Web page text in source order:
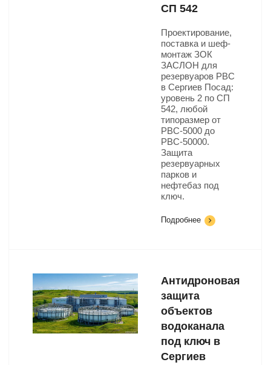
СП 542
Проектирование,
поставка и шеф-
монтаж ЗОК
ЗАСЛОН для
резервуаров РВС
в Сергиев Посад:
уровень 2 по СП
542, любой
типоразмер от
РВС-5000 до
РВС-50000.
Защита
резервуарных
парков и
нефтебаз под
ключ.
Подробнее
Антидроновая
защита
объектов
водоканала
под ключ в
Сергиев